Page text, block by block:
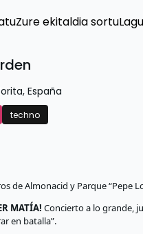
Zure ekitaldia sortu
, España
techno
de Almonacid y Parque “Pepe
MATÍA! Concierto a lo grande,
en batalla”.